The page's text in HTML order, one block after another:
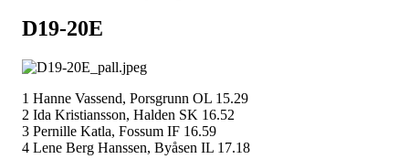
D19-20E
1 Hanne Vassend, Porsgrunn OL 15.29
2 Ida Kristiansson, Halden SK 16.52
3 Pernille Katla, Fossum IF 16.59
4 Lene Berg Hanssen, Byåsen IL 17.18